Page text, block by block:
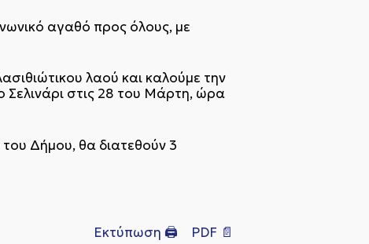
αγαθό προς όλους, με
λαού και καλούμε την
Σελινάρι στις 28 του Μάρτη, ώρα
Δήμου, θα διατεθούν 3
Εκτύπωση 🖨 PDF 📄